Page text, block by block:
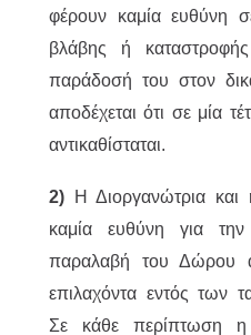
φέρουν καμία ευθύνη
βλάβης ή
παράδοσή του στον
αποδέχεται ότι σε μία
αντικαθίσταται.
2) Η Διοργανώτρια
καμία ευθύνη για
παραλαβή του Δώρου
επιλαχόντα εντός των
Σε κάθε περίπτωση